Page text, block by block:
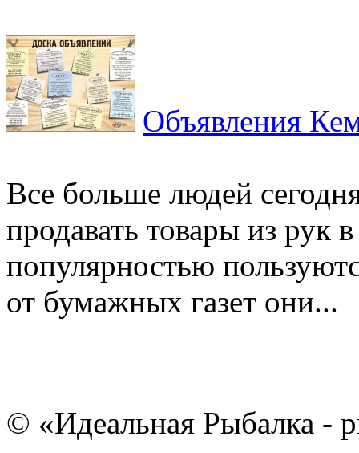
Объявления
Все больше людей
продавать товары из рук
популярностью
от бумажных газет они...
© «Идеальная Рыбалка -